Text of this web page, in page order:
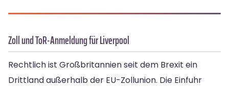
Zoll und ToR-Anmeldung für Liverpool
Rechtlich ist Großbritannien seit dem Brexit ein
Drittland außerhalb der EU-Zollunion. Die Einfuhr